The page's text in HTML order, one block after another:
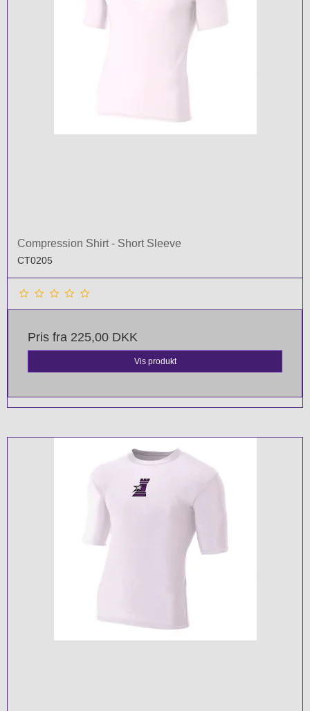
Compression Shirt - Short Sleeve
CT0205
Pris fra 225,00 DKK
Vis produkt